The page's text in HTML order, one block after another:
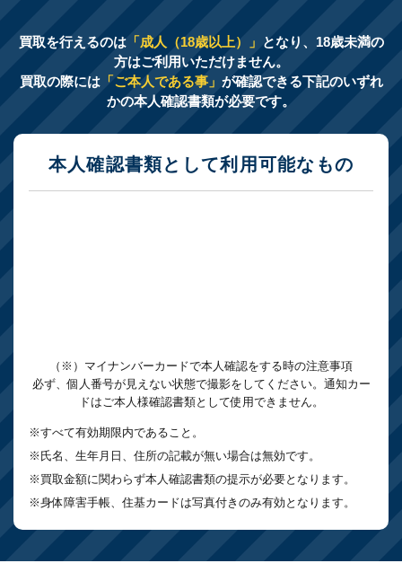
買取を行えるのは「成人（18歳以上）」 となり、18歳未満の
方はご利用いただけません。
買取の際には「ご本人である事」 が確認できる下記のいずれ
かの本人確認書類が必要です。
本人確認書類として利用可能なもの
（※）マイナンバーカードで本人確認をする時の注意事項
必ず、個人番号が見えない状態で撮影をしてください。通知カー
ドはご本人様確認書類として使用できません。
※すべて有効期限内であること。
※氏名、生年月日、住所の記載が無い場合は無効です。
※買取金額に関わらず本人確認書類の提示が必要となります。
※身体障害手帳、住基カードは写真付きのみ有効となります。